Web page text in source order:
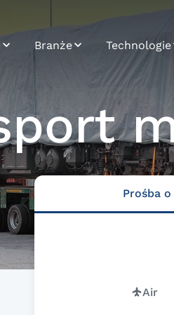
drogowy
kolejowy
dostaw
Branże
Artykuły spożywcze
i łatwo psujące się
High-tech i
elektronika
Technologie
SPOT
Integracja
Road Carrier
Platform
Dane i
Rozwój
Prośba
Air